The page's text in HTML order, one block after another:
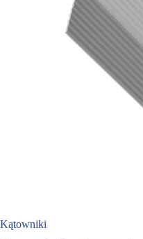
Kątowniki